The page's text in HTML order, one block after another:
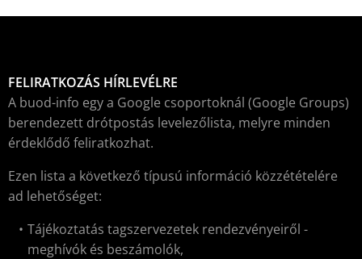
FELIRATKOZÁS HÍRLEVÉLRE
A buod-info egy a Google csoportoknál (Google Groups)
berendezett drótpostás levelezőlista, melyre minden
érdeklődő feliratkozhat.
Ezen lista a következő típusú információ közzétételére
ad lehetőséget:
Tájékoztatás tagszervezetek rendezvényeiről -
meghívók és beszámolók,